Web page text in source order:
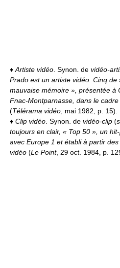
♦ Artiste vidéo . Synon. de vidéo-
Prado est un artiste vidéo. Cinq
mauvaise mémoire », présentée à
Fnac-Montparnasse, dans le
(Télérama vidéo , mai 1982, p. 15).
♦ Clip vidéo . Synon. de vidéo-clip (
toujours en clair, « Top 50 », un
avec Europe 1 et établi à partir
vidéo (Le Point, 29 oct. 1984, p.